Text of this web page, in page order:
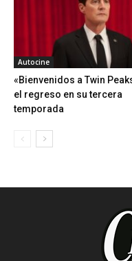
Autocine
«Bienvenidos a Twin
el regreso en su tercera
temporada